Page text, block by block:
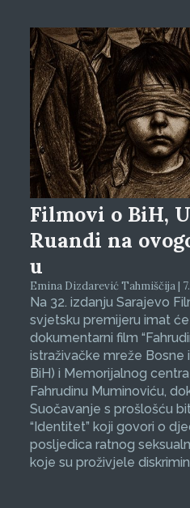
Filmovi o BiH,
Ruandi na
u
Emina Dizdarević Tahmiščija |
Na 32. izdanju Sarajevo
svjetsku premijeru imat će
dokumentarni film
istraživačke mreže Bosne
BiH) i Memorijalnog
Fahrudinu Muminoviću,
Suočavanje s prošlošću
“Identitet” koji govori o
posljedica ratnog
koje su proživjele